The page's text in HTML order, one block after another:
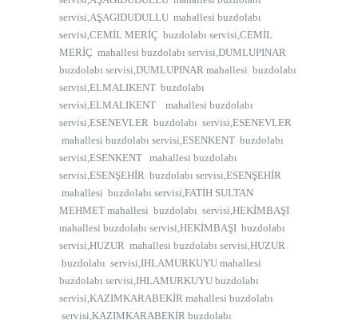
servisi,AŞAGIDUDULLU mahallesi buzdolabı
servisi,CEMİL MERİÇ buzdolabı servisi,CEMİL
MERİÇ mahallesi buzdolabı servisi,DUMLUPINAR
buzdolabı servisi,DUMLUPINAR mahallesi buzdolabı
servisi,ELMALIKENT buzdolabı
servisi,ELMALIKENT mahallesi buzdolabı
servisi,ESENEVLER buzdolabı servisi,ESENEVLER
mahallesi buzdolabı servisi,ESENKENT buzdolabı
servisi,ESENKENT mahallesi buzdolabı
servisi,ESENŞEHİR buzdolabı servisi,ESENŞEHİR
mahallesi buzdolabı servisi,FATİH SULTAN
MEHMET mahallesi buzdolabı servisi,HEKİMBAŞI
mahallesi buzdolabı servisi,HEKİMBAŞI buzdolabı
servisi,HUZUR mahallesi buzdolabı servisi,HUZUR
buzdolabı servisi,IHLAMURKUYU mahallesi
buzdolabı servisi,IHLAMURKUYU buzdolabı
servisi,KAZIMKARABEKİR mahallesi buzdolabı
servisi,KAZIMKARABEKİR buzdolabı